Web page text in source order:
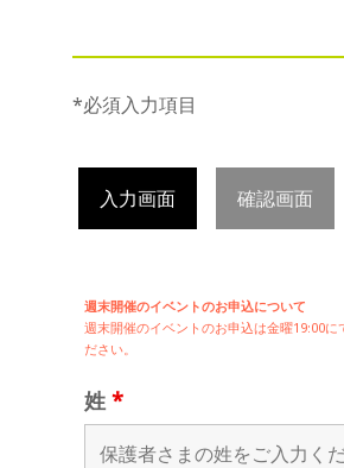
*必須入力項目
入力画面 確認画面
週末開催のイベントのお申込について
週末開催のイベントのお申込は金曜19:00に
ださい。
姓 *